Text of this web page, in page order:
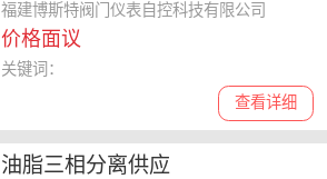
福建博斯特阀门仪表自控科技有限公司
价格面议
查看详细
关键词：
油脂三相分离供应